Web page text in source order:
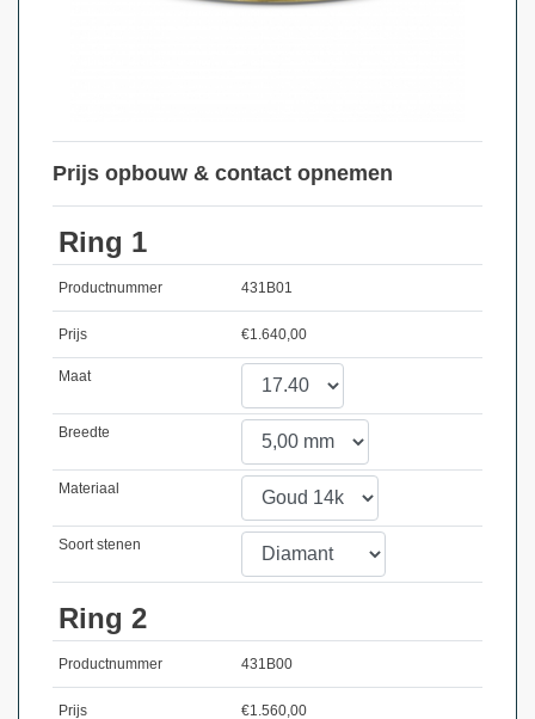
Prijs opbouw & contact opnemen
Ring 1
Productnummer 431B01
Prijs €1.640,00
Maat
Breedte
Materiaal
Soort stenen
Ring 2
Productnummer 431B00
Prijs €1.560,00